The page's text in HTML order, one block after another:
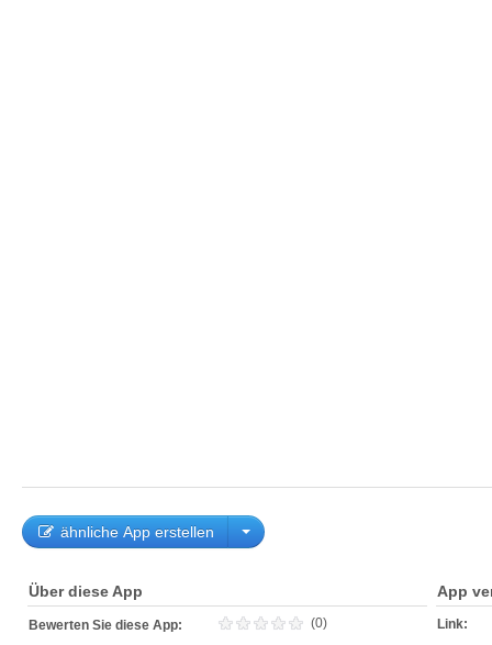
ähnliche App erstellen
Über diese App
Bewerten Sie diese App: (0)
App
Link: